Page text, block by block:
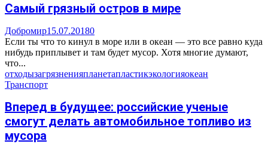
Самый грязный остров в мире
Добромир15.07.20180
Если ты что то кинул в море или в океан — это все равно куда
нибудь приплывет и там будет мусор. Хотя многие думают,
что...
отходызагрязненияпланетапластикэкологияокеан
Транспорт
Вперед в будущее: российские ученые
смогут делать автомобильное топливо из
мусора